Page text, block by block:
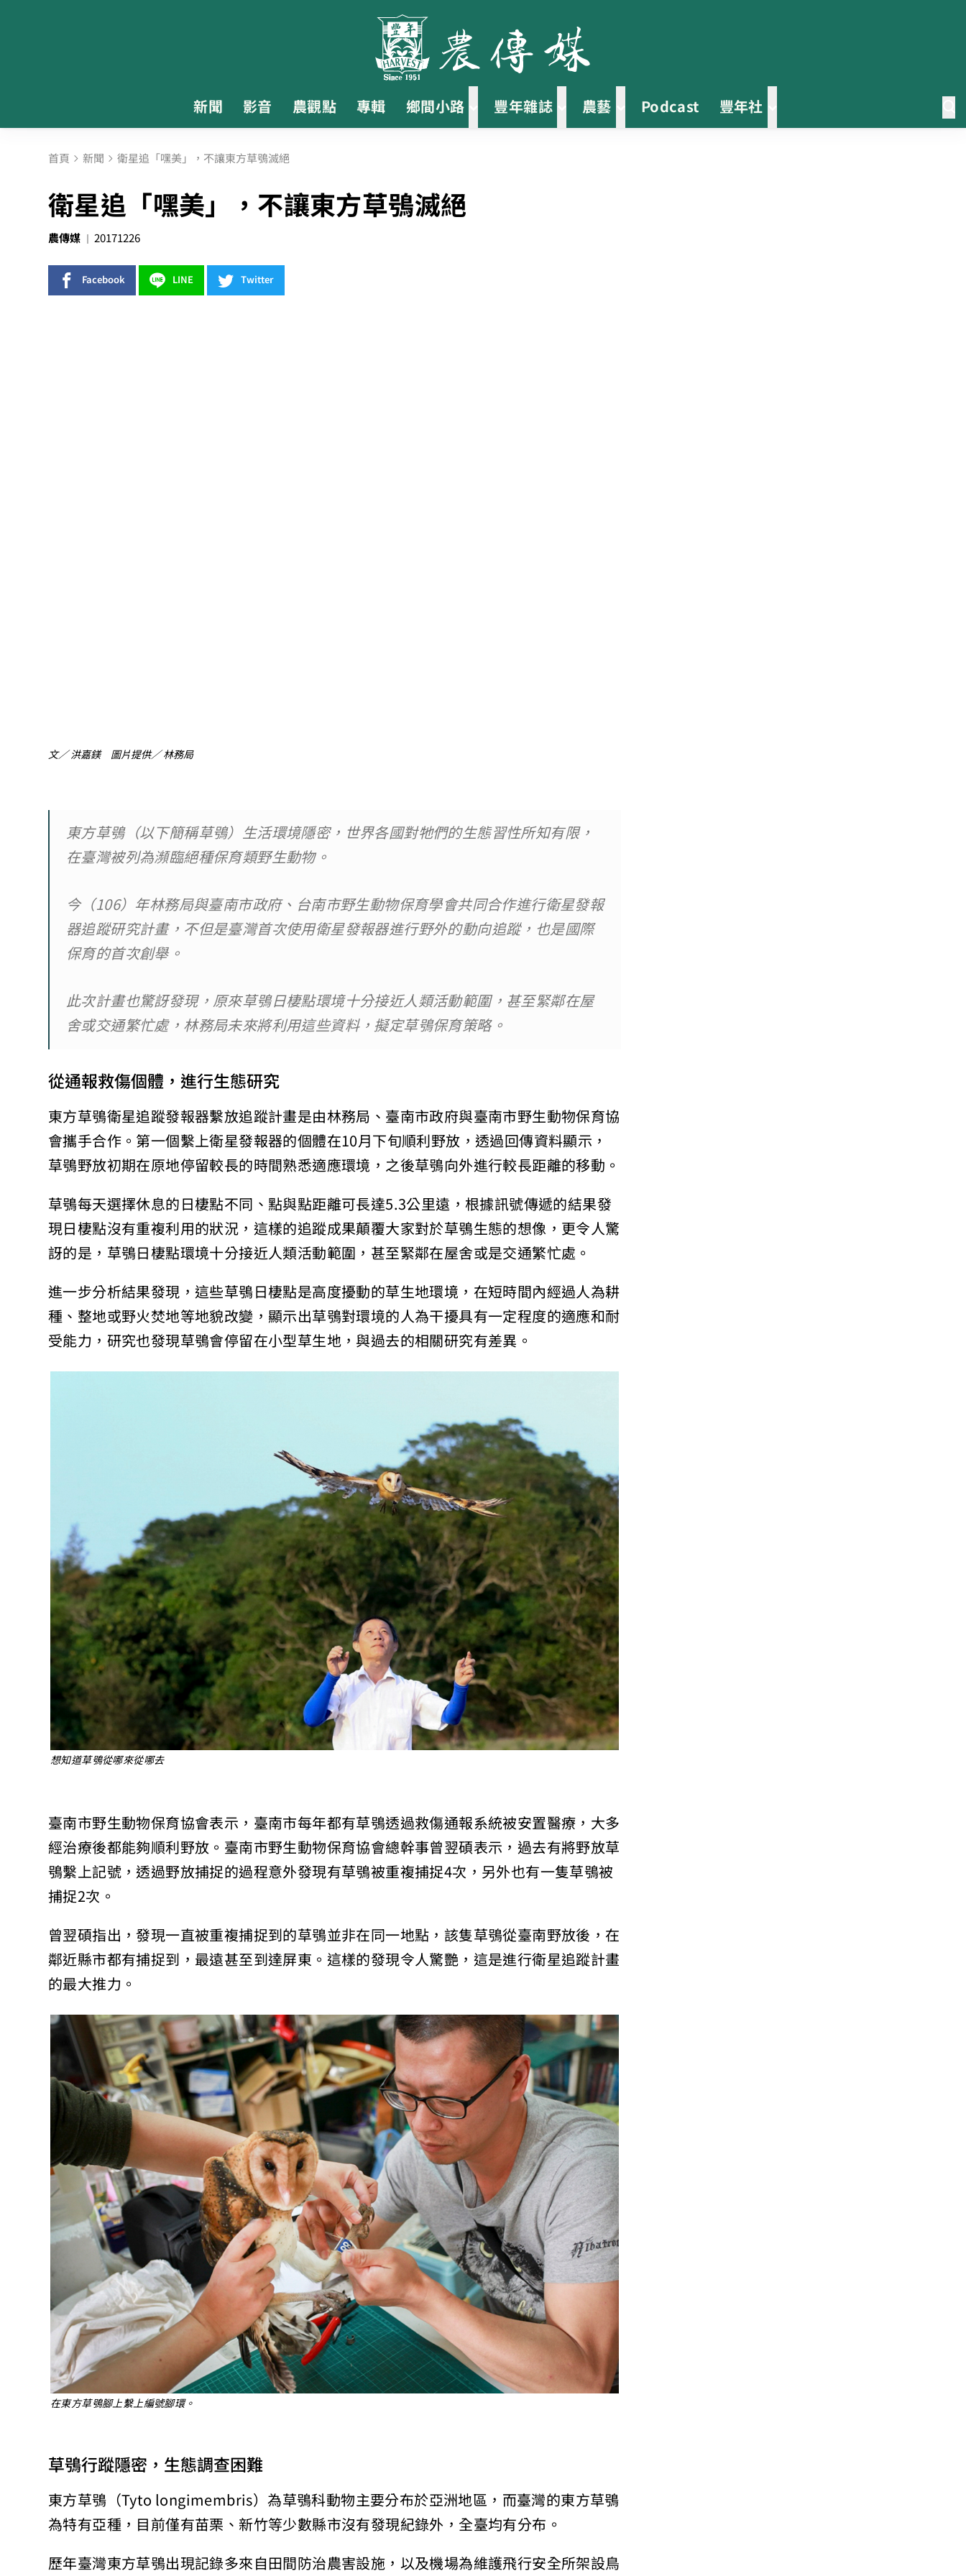
新聞 影音 農觀點 專輯 鄉間小路 豐年雜誌 農藝 Podcast 豐年社
首頁 新聞 衛星追「嘿美」，不讓東方草鴞滅絕
衛星追「嘿美」，不讓東方草鴞滅絕
農傳媒 20171226
Facebook LINE Twitter
文／ 洪嘉鎂 圖片提供／ 林務局
東方草鴞（以下簡稱草鴞）生活環境隱密，世界各國對牠們的生態習性所知有限，
在臺灣被列為瀕臨絕種保育類野生動物。
今（106）年林務局與臺南市政府、台南市野生動物保育學會共同合作進行衛星發報
器追蹤研究計畫，不但是臺灣首次使用衛星發報器進行野外的動向追蹤，也是國際
保育的首次創舉。
此次計畫也驚訝發現，原來草鴞日棲點環境十分接近人類活動範圍，甚至緊鄰在屋
舍或交通繁忙處，林務局未來將利用這些資料，擬定草鴞保育策略。
從通報救傷個體，進行生態研究
東方草鴞衛星追蹤發報器繫放追蹤計畫是由林務局、臺南市政府與臺南市野生動物保育協
會攜手合作。第一個繫上衛星發報器的個體在10月下旬順利野放，透過回傳資料顯示，
草鴞野放初期在原地停留較長的時間熟悉適應環境，之後草鴞向外進行較長距離的移動。
草鴞每天選擇休息的日棲點不同、點與點距離可長達5.3公里遠，根據訊號傳遞的結果發
現日棲點沒有重複利用的狀況，這樣的追蹤成果顛覆大家對於草鴞生態的想像，更令人驚
訝的是，草鴞日棲點環境十分接近人類活動範圍，甚至緊鄰在屋舍或是交通繁忙處。
進一步分析結果發現，這些草鴞日棲點是高度擾動的草生地環境，在短時間內經過人為耕
種、整地或野火焚地等地貌改變，顯示出草鴞對環境的人為干擾具有一定程度的適應和耐
受能力，研究也發現草鴞會停留在小型草生地，與過去的相關研究有差異。
想知道草鴞從哪來從哪去
臺南市野生動物保育協會表示，臺南市每年都有草鴞透過救傷通報系統被安置醫療，大多
經治療後都能夠順利野放。臺南市野生動物保育協會總幹事曾翌碩表示，過去有將野放草
鴞繫上記號，透過野放捕捉的過程意外發現有草鴞被重複捕捉4次，另外也有一隻草鴞被
捕捉2次。
曾翌碩指出，發現一直被重複捕捉到的草鴞並非在同一地點，該隻草鴞從臺南野放後，在
鄰近縣市都有捕捉到，最遠甚至到達屏東。這樣的發現令人驚艷，這是進行衛星追蹤計畫
的最大推力。
在東方草鴞腳上繫上編號腳環。
草鴞行蹤隱密，生態調查困難
東方草鴞（Tyto longimembris）為草鴞科動物主要分布於亞洲地區，而臺灣的東方草鴞
為特有亞種，目前僅有苗栗、新竹等少數縣市沒有發現紀錄外，全臺均有分布。
歷年臺灣東方草鴞出現記錄多來自田間防治農害設施，以及機場為維護飛行安全所架設鳥